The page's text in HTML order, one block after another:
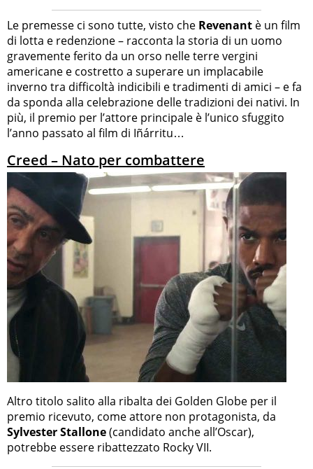
Le premesse ci sono tutte, visto che Revenant è un film
di lotta e redenzione – racconta la storia di un uomo
gravemente ferito da un orso nelle terre vergini
americane e costretto a superare un implacabile
inverno tra difficoltà indicibili e tradimenti di amici – e fa
da sponda alla celebrazione delle tradizioni dei nativi. In
più, il premio per l’attore principale è l’unico sfuggito
l’anno passato al film di Iñárritu…
Creed – Nato per combattere
Altro titolo salito alla ribalta dei Golden Globe per il
premio ricevuto, come attore non protagonista, da
Sylvester Stallone(candidato anche all’Oscar),
potrebbe essere ribattezzato Rocky VII.